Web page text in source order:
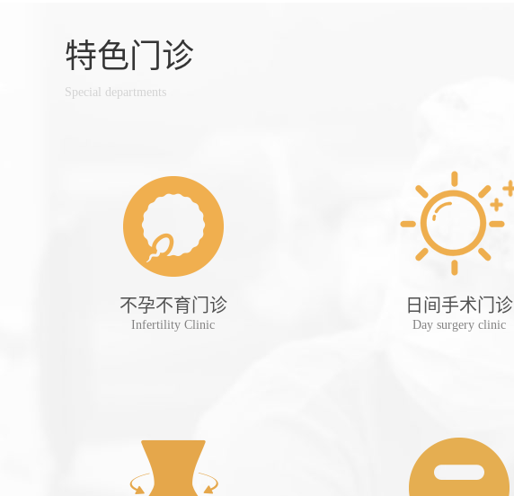
特色门诊
Special departments
不孕不育门诊
Infertility Clinic
日间手术门诊
Day surgery clinic